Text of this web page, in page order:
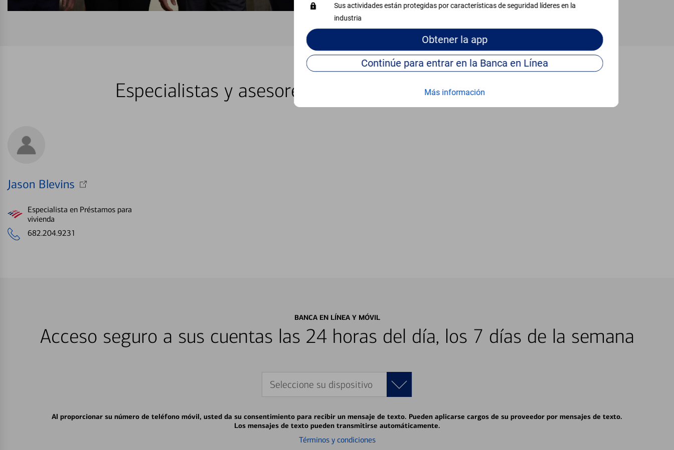
Sus actividades están protegidas por características de seguridad líderes en la
industria
Obtenerla app
Continúe para entrar en la Banca en Línea
Más información
Especialistas y asesores locales en North Richland Hills
Jason Blevins
Especialista en Préstamos para
vivienda
682.204.9231
BANCA EN LÍNEA Y MÓVIL
Acceso seguro a sus cuentas las 24 horas del día, los 7 días de la semana
Seleccione su dispositivo
Al proporcionar su número de teléfono móvil, usted da su consentimiento para recibir un mensaje de texto. Pueden aplicarse cargos de su proveedor por mensajes de texto.
Los mensajes de texto pueden transmitirse automáticamente.
Términos y condiciones